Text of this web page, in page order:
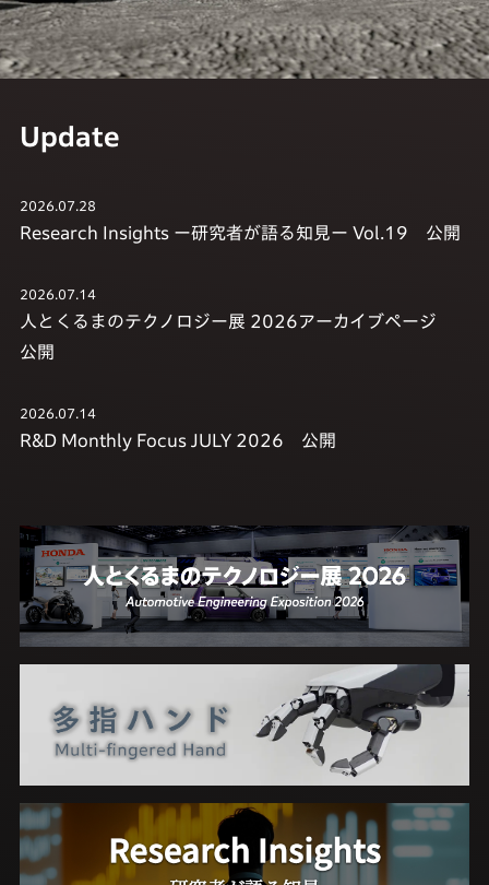
Update
2026.07.28
Research Insights ー研究者が語る知見ー Vol.19 公開
2026.07.14
人とくるまのテクノロジー展 2026アーカイブページ
公開
2026.07.14
R&D Monthly Focus JULY 2026 公開